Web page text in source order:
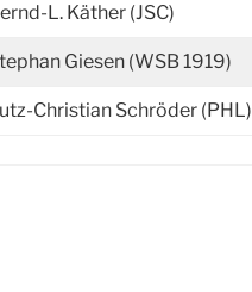
L. Käther (JSC)
Giesen (WSB 1919)
Christian Schröder (PHL)